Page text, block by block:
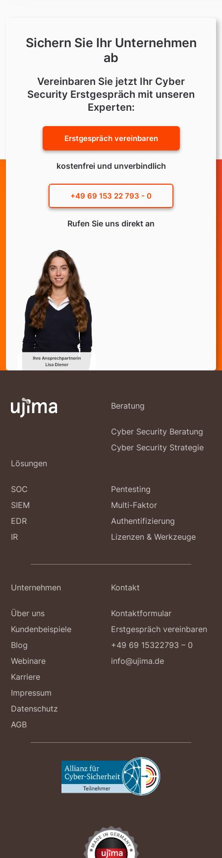
Sichern Sie Ihr Unternehmen
ab
Vereinbaren Sie jetzt Ihr Cyber
Security Erstgespräch mit unseren
Experten:
Erstgespräch vereinbaren
kostenfrei und unverbindlich
+49 69 153 22 793 - 0
Rufen Sie uns direkt an
Beratung
Cyber Security Beratung
Cyber Security Strategie
Lösungen
SOC
SIEM
EDR
IR
Pentesting
Multi-Faktor
Authentifizierung
Lizenzen & Werkzeuge
Unternehmen
Über uns
Kundenbeispiele
Blog
Webinare
Karriere
Impressum
Datenschutz
AGB
Kontakt
Kontaktformular
Erstgespräch vereinbaren
+49 69 15322793 – 0
info@ujima.de